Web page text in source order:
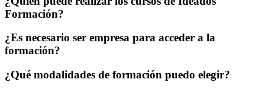
Formación?
¿Es necesario ser empresa para acceder a la
formación?
¿Qué modalidades de formación puedo elegir?